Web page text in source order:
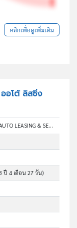
คลิกเพื่อดูเพิ่มเติม
อโต้ ลิสซิ่ง
SUMITOMO MITSUI AUTO LEASING & SERVICE (THAILAND) COMPANY LIMITED
ปี 4 เดือน 27 วัน)